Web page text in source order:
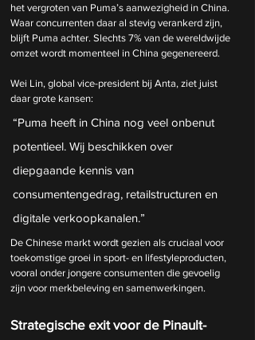
het vergroten van Puma’s aanwezigheid in China.
Waar concurrenten daar al stevig verankerd zijn,
blijft Puma achter. Slechts 7% van de wereldwijde
omzet wordt momenteel in China gegenereerd.
Wei Lin, global vice-president bij Anta, ziet juist
daar grote kansen:
“Puma heeft in China nog veel onbenut
potentieel. Wij beschikken over
diepgaande kennis van
consumentengedrag, retailstructuren en
digitale verkoopkanalen.”
De Chinese markt wordt gezien als cruciaal voor
toekomstige groei in sport- en lifestyleproducten,
vooral onder jongere consumenten die gevoelig
zijn voor merkbeleving en samenwerkingen.
Strategische exit voor de Pinault-